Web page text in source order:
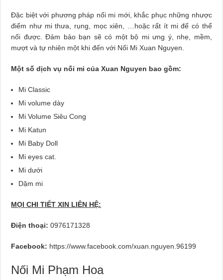
Đặc biệt với phương pháp nối mi mới, khắc phục những nhược
điểm như mi thưa, rụng, mọc xiên, …hoặc rất ít mi để có thể
nối được. Đảm bảo bạn sẽ có một bộ mi ưng ý, nhẹ, mềm,
mượt và tự nhiên một khi đến với Nối Mi Xuan Nguyen.
Một số dịch vụ nối mi của Xuan Nguyen bao gồm:
Mi Classic
Mi volume dày
Mi Volume Siêu Cong
Mi Katun
Mi Baby Doll
Mi eyes cat.
Mi dưới
Dặm mi
MỌI CHI TIẾT XIN LIÊN HỆ:
Điện thoại:0976171328
Facebook: https://www.facebook.com/xuan.nguyen.96199
Nối Mi Phạm Hoa